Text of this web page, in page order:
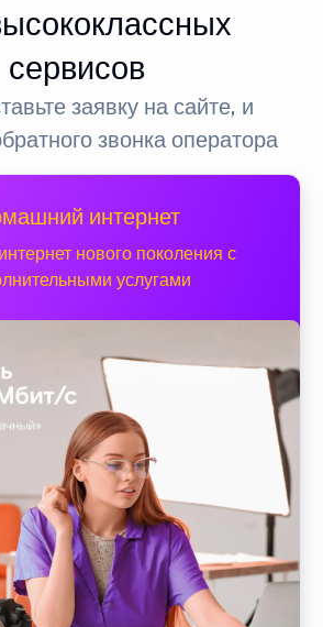
сервисов
заявку на сайте, и
звонка оператора
интернет
нового поколения с
услугами